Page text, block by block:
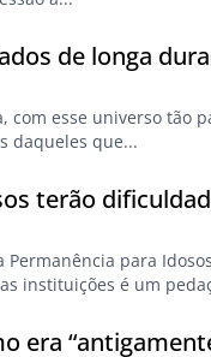
de longa
com esse universo tão
daqueles que...
terão
Permanência para
instituições é um
era